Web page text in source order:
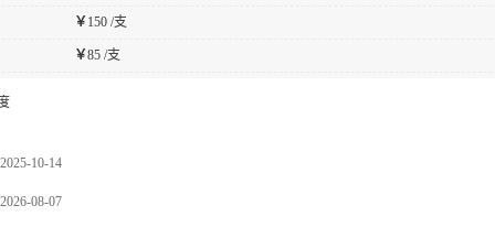
￥ 150 /支
￥85 /支
10-14
08-07